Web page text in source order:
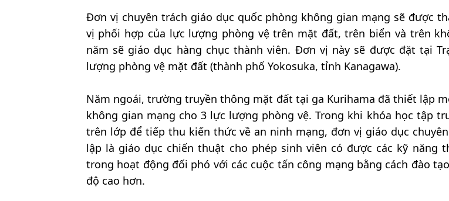
Đơn vị chuyên trách giáo dục quốc phòng không gian mạng sẽ được
vị phối hợp của lực lượng phòng vệ trên mặt đất, trên biển và trên
năm sẽ giáo dục hàng chục thành viên. Đơn vị này sẽ được đặt tại
lượng phòng vệ mặt đất (thành phố Yokosuka, tỉnh Kanagawa).
Năm ngoái, trường truyền thông mặt đất tại ga Kurihama đã thiết lập
không gian mạng cho 3 lực lượng phòng vệ. Trong khi khóa học tập
trên lớp để tiếp thu kiến thức về an ninh mạng, đơn vị giáo dục
lập là giáo dục chiến thuật cho phép sinh viên có được các kỹ năng
trong hoạt động đối phó với các cuộc tấn công mạng bằng cách đào
độ cao hơn.